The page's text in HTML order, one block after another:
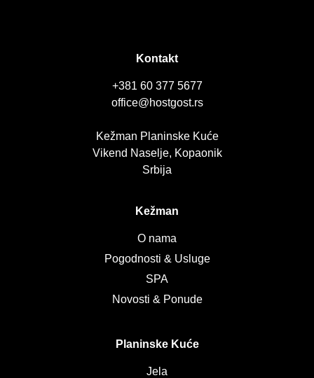
Kontakt
+381 60 377 5677
office@hostgost.rs
Kežman Planinske Kuće
Vikend Naselje, Kopaonik
Srbija
Kežman
O nama
Pogodnosti & Usluge
SPA
Novosti & Ponude
Planinske Kuće
Jela